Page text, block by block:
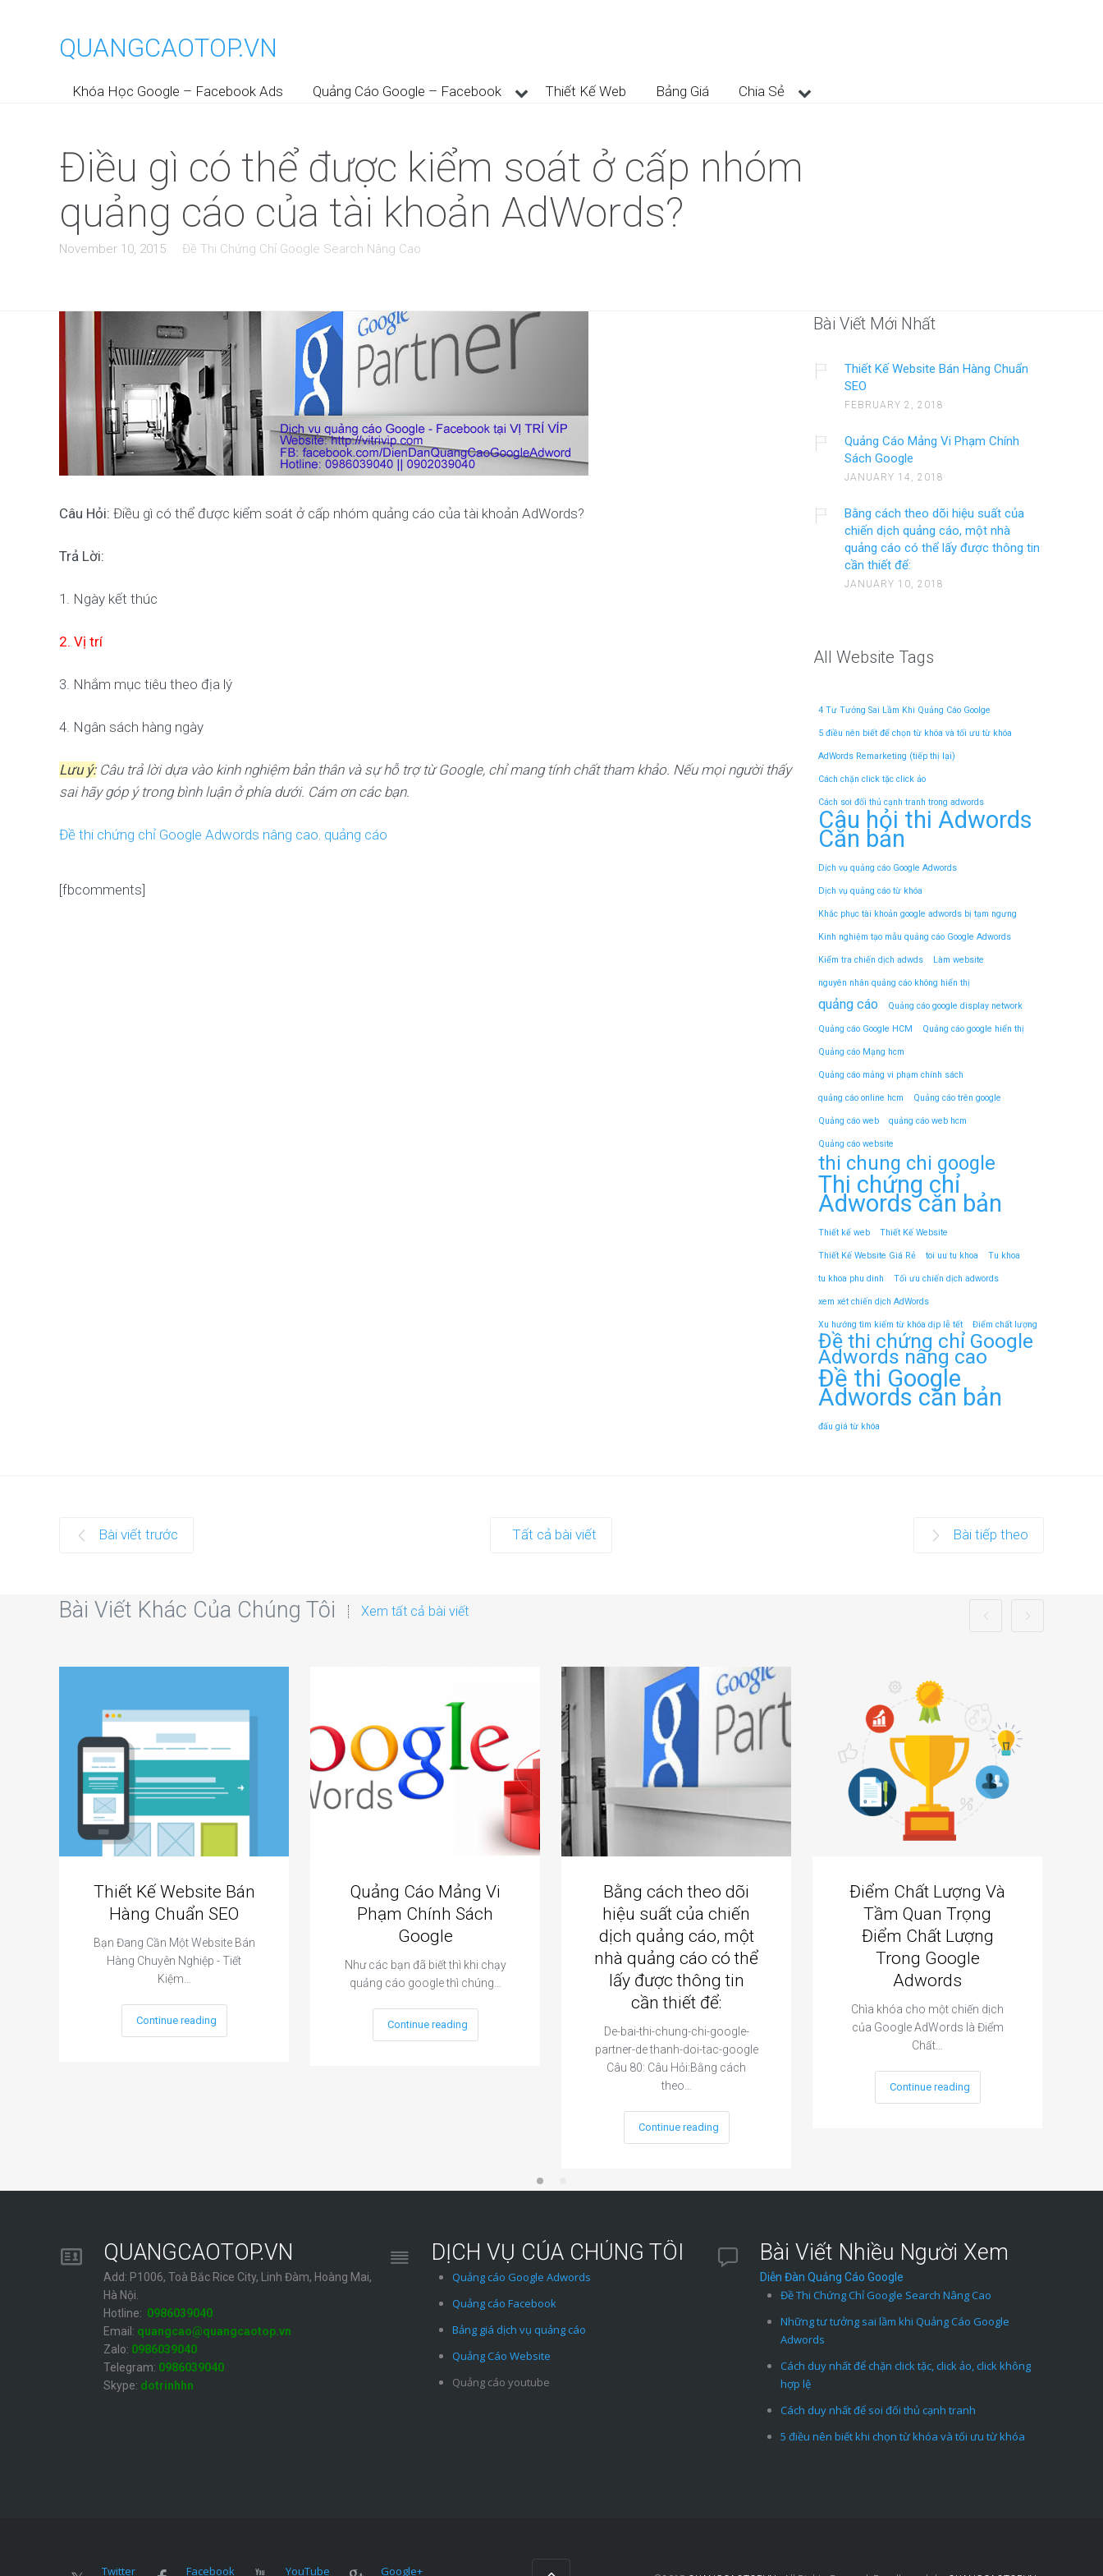
QUANGCAOTOP.VN
Khóa Học Google – Facebook Ads Quảng Cáo Google – Facebook Thiết Kế Web Bảng Giá Chia Sẻ
Điều gì có thể được kiểm soát ở cấp nhóm
quảng cáo của tài khoản AdWords?
November 10, 2015 Đề Thi Chứng Chỉ Google Search Nâng Cao
Câu Hỏi: Điều gì có thể được kiểm soát ở cấp nhóm quảng cáo của tài khoản AdWords?
Trả Lời:
1. Ngày kết thúc
2. Vị trí
3. Nhắm mục tiêu theo địa lý
4. Ngân sách hàng ngày
Lưu ý:Câu trả lời dựa vào kinh nghiệm bản thân và sự hỗ trợ từ Google, chỉ mang tính chất tham khảo. Nếu mọi người thấy
sai hãy góp ý trong bình luận ở phía dưới. Cám ơn các bạn.
Đề thi chứng chỉ Google Adwords nâng cao, quảng cáo
[fbcomments]
Bài Viết Mới Nhất
Thiết Kế Website Bán Hàng Chuẩn
SEO
FEBRUARY 2, 2018
Quảng Cáo Mảng Vi Phạm Chính
Sách Google
JANUARY 14, 2018
Bằng cách theo dõi hiệu suất của
chiến dịch quảng cáo, một nhà
quảng cáo có thể lấy được thông tin
cần thiết để:
JANUARY 10, 2018
All Website Tags
4 Tư Tưởng Sai Lầm Khi Quảng Cáo Goolge
5 điều nên biết để chọn từ khóa và tối ưu từ khóa
AdWords Remarketing (tiếp thị lại)
Cách chặn click tặc click ảo
Cách soi đối thủ cạnh tranh trong adwords
Câu hỏi thi Adwords
Căn bản
Dịch vụ quảng cáo Google Adwords
Dịch vụ quảng cáo từ khóa
Khắc phục tài khoản google adwords bị tạm ngưng
Kinh nghiệm tạo mẫu quảng cáo Google Adwords
Kiểm tra chiến dịch adwds Làm website
nguyên nhân quảng cáo không hiển thị
quảng cáo Quảng cáo google display network
Quảng cáo Google HCM Quảng cáo google hiển thị
Quảng cáo Mạng hcm
Quảng cáo mảng vi phạm chính sách
quảng cáo online hcm Quảng cáo trên google
Quảng cáo web quảng cáo web hcm
Quảng cáo website
thi chung chi google
Thi chứng chỉ
Adwords căn bản
Thiết kế web Thiết Kế Website
Thiết Kế Website Giá Rẻ toi uu tu khoa Tu khoa
tu khoa phu dinh Tối ưu chiến dịch adwords
xem xét chiến dịch AdWords
Xu hướng tìm kiếm từ khóa dịp lễ tết Điểm chất lượng
Đề thi chứng chỉ Google
Adwords nâng cao
Đề thi Google
Adwords căn bản
đấu giá từ khóa
Bài viết trước Tất cả bài viết Bài tiếp theo
Bài Viết Khác Của Chúng Tôi Xem tất cả bài viết
Thiết Kế Website Bán
Hàng Chuẩn SEO
Bạn Đang Cần Một Website Bán
Hàng Chuyên Nghiệp - Tiết
Kiệm…
Continue reading
Quảng Cáo Mảng Vi
Phạm Chính Sách
Google
Như các bạn đã biết thì khi chạy
quảng cáo google thì chúng…
Continue reading
Bằng cách theo dõi
hiệu suất của chiến
dịch quảng cáo, một
nhà quảng cáo có thể
lấy được thông tin
cần thiết để:
De-bai-thi-chung-chi-google-
partner-de thanh-doi-tac-google
Câu 80: Câu Hỏi:Bằng cách
theo…
Continue reading
Điểm Chất Lượng Và
Tầm Quan Trọng
Điểm Chất Lượng
Trong Google
Adwords
Chìa khóa cho một chiến dịch
của Google AdWords là Điểm
Chất…
Continue reading
QUANGCAOTOP.VN
Add: P1006, Toà Bắc Rice City, Linh Đàm, Hoàng Mai,
Hà Nội.
Hotline: 0986039040
Email: quangcao@quangcaotop.vn
Zalo: 0986039040
Telegram: 0986039040
Skype: dotrinhhn
DỊCH VỤ CỦA CHÚNG TÔI
Quảng cáo Google Adwords
Quảng cáo Facebook
Bảng giá dịch vụ quảng cáo
Quảng Cáo Website
Quảng cáo youtube
Bài Viết Nhiều Người Xem
Diễn Đàn Quảng Cáo Google
Đề Thi Chứng Chỉ Google Search Nâng Cao
Những tư tưởng sai lầm khi Quảng Cáo Google
Adwords
Cách duy nhất để chặn click tặc, click ảo, click không
hợp lệ
Cách duy nhất để soi đối thủ cạnh tranh
5 điều nên biết khi chọn từ khóa và tối ưu từ khóa
Twitter Facebook YouTube Google+